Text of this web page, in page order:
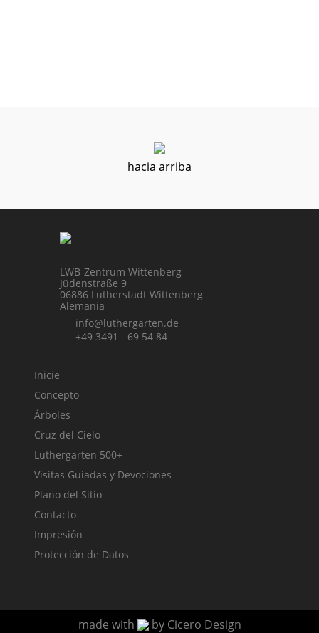
hacia arriba
LWB-Zentrum Wittenberg
Jüdenstraße 9
06886 Lutherstadt Wittenberg
Alemania
info@luthergarten.de
+49 3491 - 69 54 84
Inicie
Concepto
Árboles
Cruz del Cielo
Luthergarten 500+
Visitas Guiadas y Devociones
Plano del Sitio
Contacto
Impresión
Protección de Datos
made with by Cicero Design